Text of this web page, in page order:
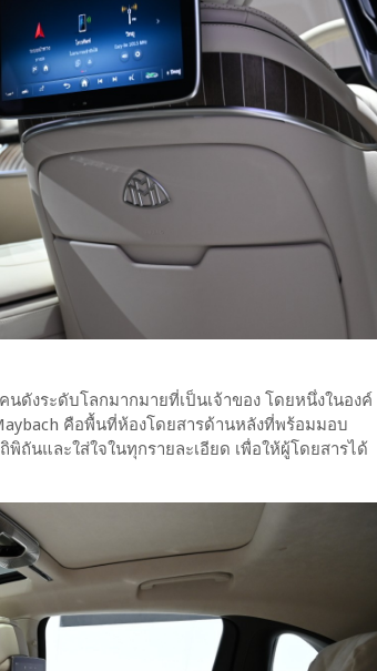
ดังระดับโลกมากมายที่เป็นเจ้าของ โดยหนึ่งในองค์
คือพื้นที่ห้องโดยสารด้านหลังที่พร้อมมอบ
ถันและใส่ใจในทุกรายละเอียด เพื่อให้ผู้โดยสารได้